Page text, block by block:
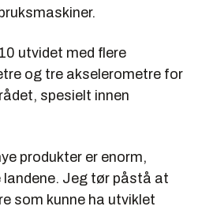
utvidet med flere
og tre akselerometre for
spesielt innen
produkter er enorm,
Jeg tør påstå at
som kunne ha utviklet